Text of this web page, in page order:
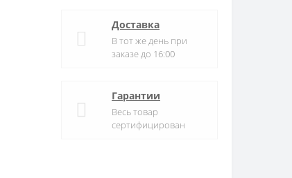
Доставка
В тот же день при
заказе до 16:00
Гарантии
Весь товар
сертифицирован